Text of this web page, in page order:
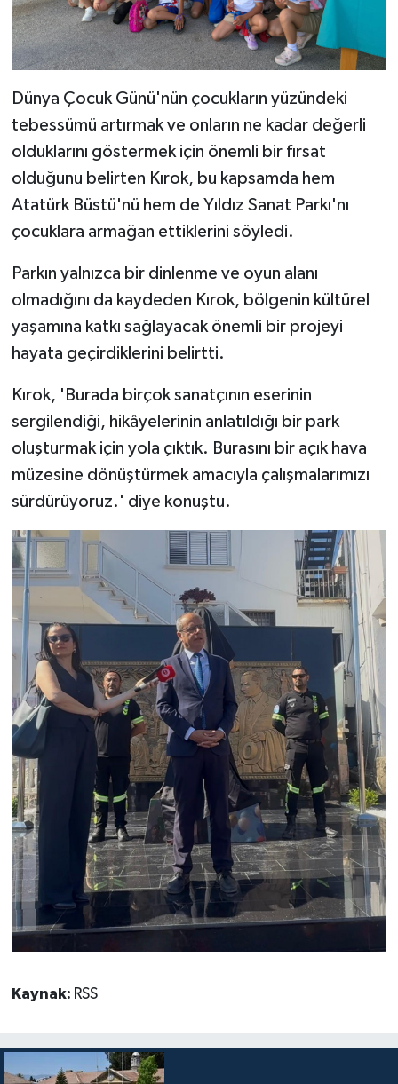
Dünya Çocuk Günü'nün çocukların yüzündeki
tebessümü artırmak ve onların ne kadar değerli
olduklarını göstermek için önemli bir fırsat
olduğunu belirten Kırok, bu kapsamda hem
Atatürk Büstü'nü hem de Yıldız Sanat Parkı'nı
çocuklara armağan ettiklerini söyledi.
Parkın yalnızca bir dinlenme ve oyun alanı
olmadığını da kaydeden Kırok, bölgenin kültürel
yaşamına katkı sağlayacak önemli bir projeyi
hayata geçirdiklerini belirtti.
Kırok, 'Burada birçok sanatçının eserinin
sergilendiği, hikâyelerinin anlatıldığı bir park
oluşturmak için yola çıktık. Burasını bir açık hava
müzesine dönüştürmek amacıyla çalışmalarımızı
sürdürüyoruz.' diye konuştu.
Kaynak: RSS